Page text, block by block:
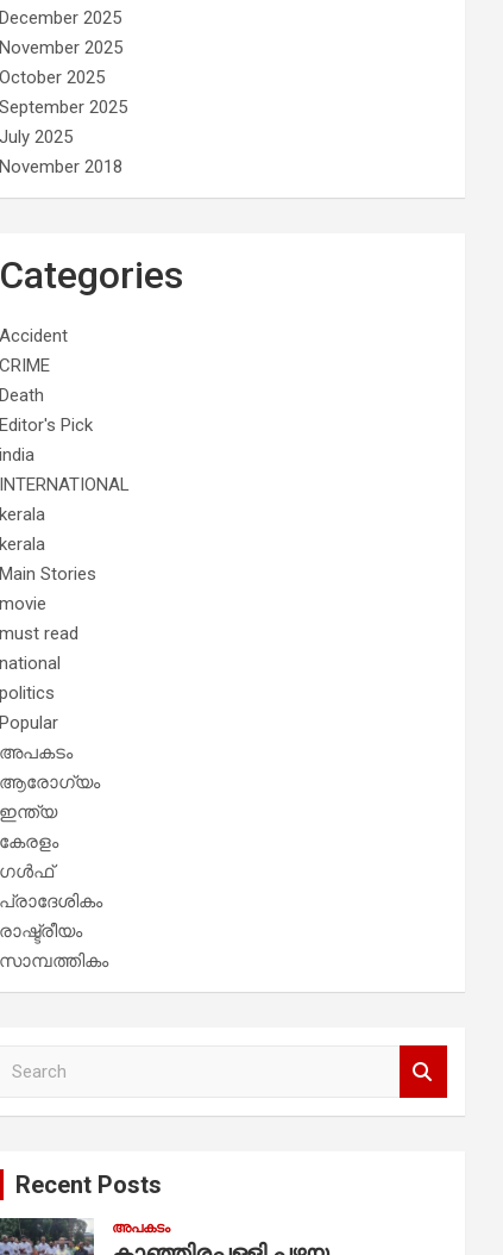
December 2025
November 2025
October 2025
September 2025
July 2025
November 2018
Categories
Accident
CRIME
Death
Editor's Pick
india
INTERNATIONAL
kerala
kerala
Main Stories
movie
must read
national
politics
Popular
അപകടം
ആരോഗ്യം
ഇന്ത്യ
കേരളം
ഗൾഫ്
പ്രാദേശികം
രാഷ്ട്രീയം
സാമ്പത്തികം
Recent Posts
അപകടം